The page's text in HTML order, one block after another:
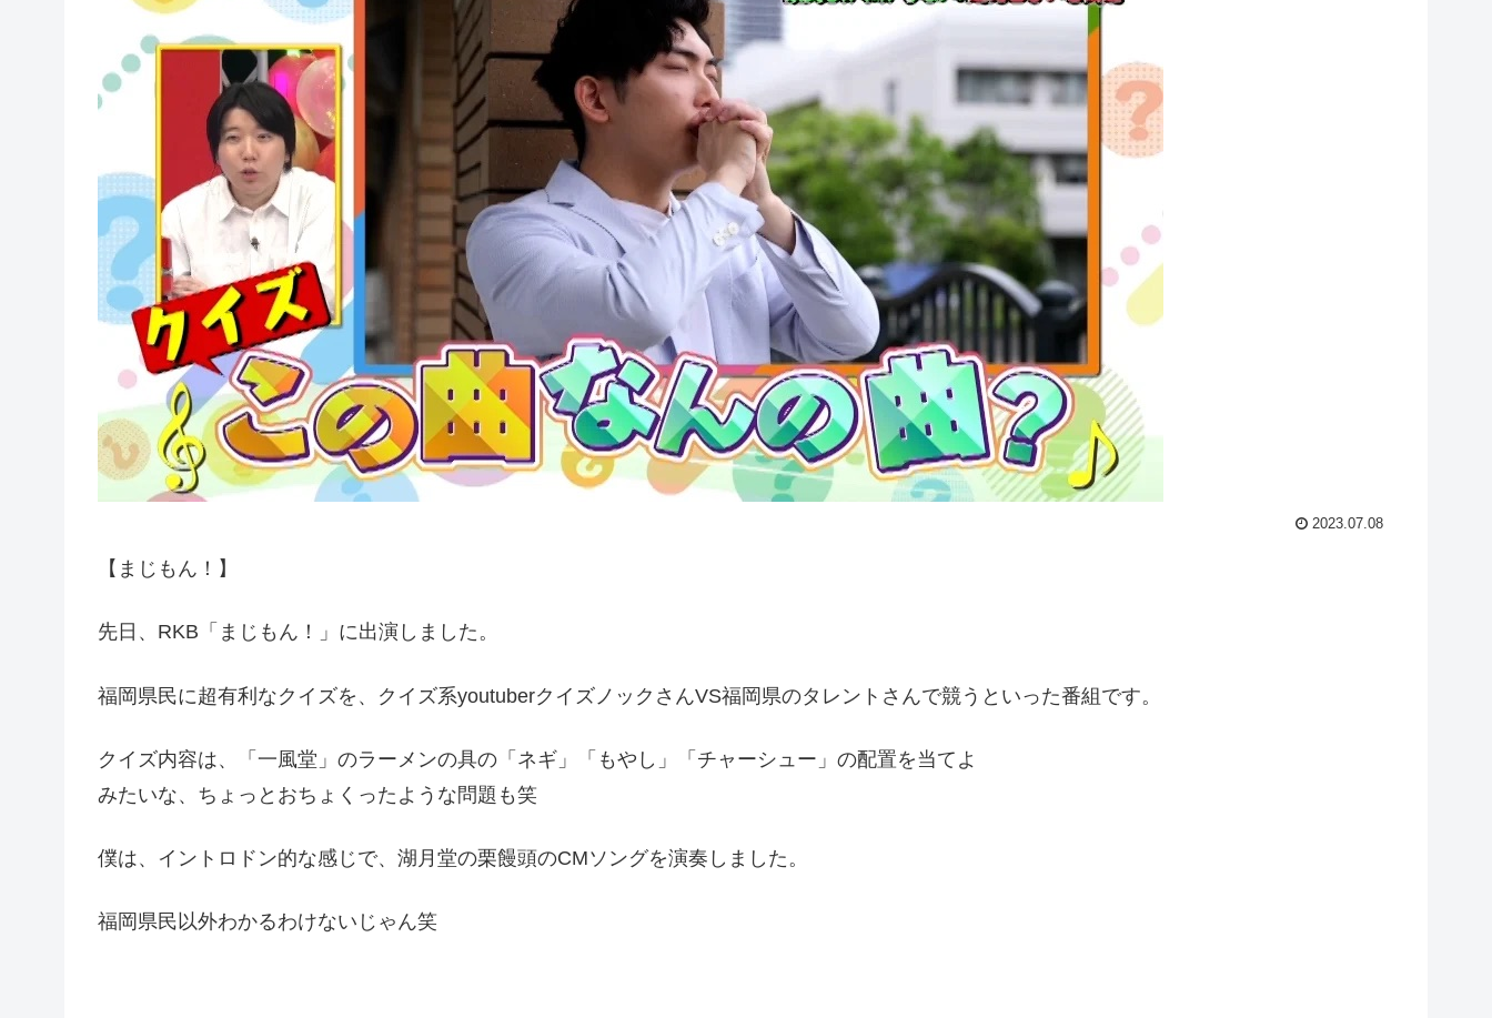
2023.07.08
【まじもん！】
先日、RKB「まじもん！」に出演しました。
福岡県民に超有利なクイズを、クイズ系youtuberクイズノックさんVS福岡県のタレントさんで競うといった番組です。
クイズ内容は、「一風堂」のラーメンの具の「ネギ」「もやし」「チャーシュー」の配置を当てよ
みたいな、ちょっとおちょくったような問題も笑
僕は、イントロドン的な感じで、湖月堂の栗饅頭のCMソングを演奏しました。
福岡県民以外わかるわけないじゃん笑